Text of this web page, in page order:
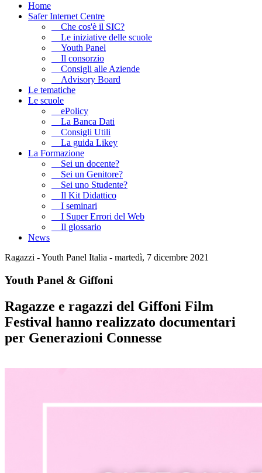
Home
Safer Internet Centre
Che cos'è il SIC?
Le iniziative delle scuole
Youth Panel
Il consorzio
Consigli alle Aziende
Advisory Board
Le tematiche
Le scuole
ePolicy
La Banca Dati
Consigli Utili
La guida Likey
La Formazione
Sei un docente?
Sei un Genitore?
Sei uno Studente?
Il Kit Didattico
I seminari
I Super Errori del Web
Il glossario
News
Ragazzi - Youth Panel Italia - martedì, 7 dicembre 2021
Youth Panel & Giffoni
Ragazze e ragazzi del Giffoni Film
Festival hanno realizzato documentari
per Generazioni Connesse